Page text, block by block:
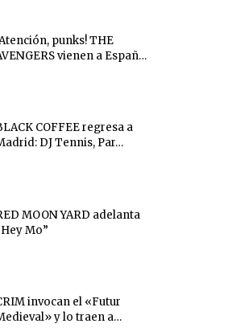
punks! THE
vienen a Españ…
COFFEE regresa a
DJ Tennis, Par…
MOON YARD adelanta
Mo”
invocan el «Futur
y lo traen a…